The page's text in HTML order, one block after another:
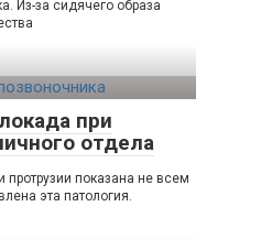
Из-за сидячего образа
при
отдела
протрузии показана не всем
эта патология.